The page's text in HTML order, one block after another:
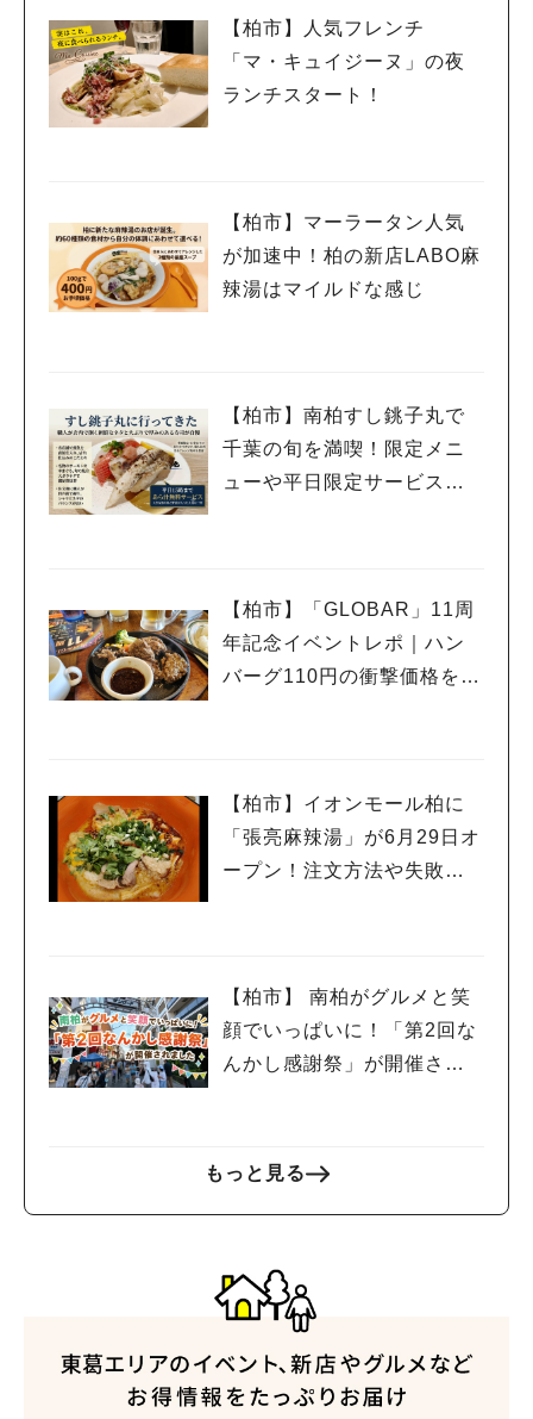
【柏市】人気フレンチ
「マ・キュイジーヌ」の夜
ランチスタート！
【柏市】マーラータン人気
が加速中！柏の新店LABO麻
辣湯はマイルドな感じ
【柏市】南柏すし銚子丸で
千葉の旬を満喫！限定メニ
ューや平日限定サービスを
【柏市】「GLOBAR」11周
年記念イベントレポ｜ハン
バーグ110円の衝撃価格を体
【柏市】イオンモール柏に
「張亮麻辣湯」が6月29日オ
ープン！注文方法や失敗し
【柏市】 南柏がグルメと笑
顔でいっぱいに！「第2回な
んかし感謝祭」が開催され
もっと見る
人気のキーワード
#ショッピング#カフェ #スイーツ #パン#カレー